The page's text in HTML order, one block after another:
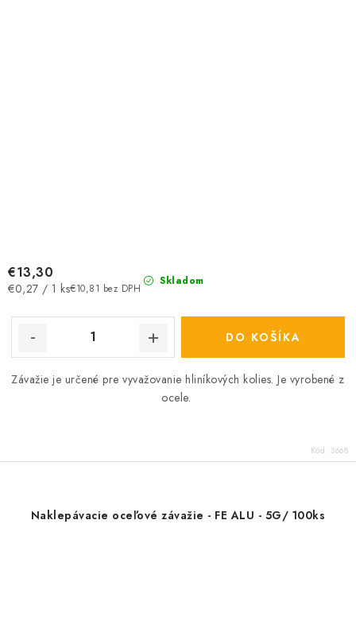
Skladom
€10,81 bez DPH
€13,30
Jednotková
€0,27 / 1 ks
DO KOŠÍKA
Závažie je určené pre vyvažovanie hliníkových kolies. Je vyrobené z
ocele.
Kód: 3668
Naklepávacie oceľové závažie - FE ALU - 5G/ 100ks